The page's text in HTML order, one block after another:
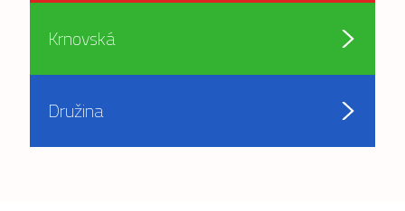
Krnovská
Družina